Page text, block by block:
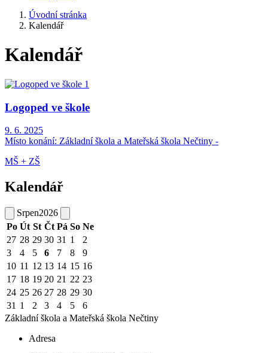
Úvodní stránka
Kalendář
Kalendář
Logoped ve škole
9. 6. 2025
Místo konání: Základní škola a Mateřská škola Nečtiny -
MŠ + ZŠ
Kalendář
Srpen2026
Po Út St Čt Pá So Ne
27 28 29 30 31 1
2
3
4 5 6 7 8
9
10 11 12 13 14 15 16
17 18 19 20 21 22 23
24 25 26 27 28 29 30
31 1 2 3 4 5
6
Základní škola a Mateřská škola Nečtiny
Adresa